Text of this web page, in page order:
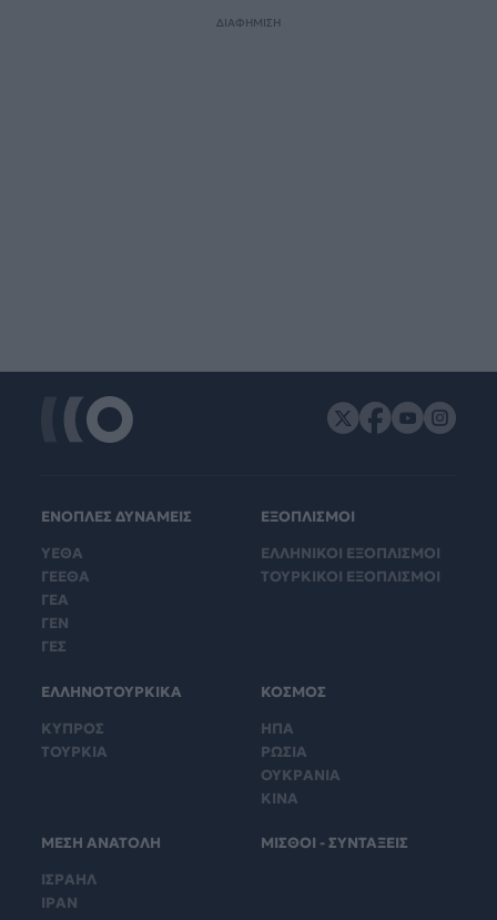
ΔΙΑΦΗΜΙΣΗ
ΕΝΟΠΛΕΣ ΔΥΝΑΜΕΙΣ
ΥΕΘΑ
ΓΕΕΘΑ
ΓΕΑ
ΓΕΝ
ΓΕΣ
ΕΞΟΠΛΙΣΜΟΙ
ΕΛΛΗΝΙΚΟΙ ΕΞΟΠΛΙΣΜΟΙ
ΤΟΥΡΚΙΚΟΙ ΕΞΟΠΛΙΣΜΟΙ
ΕΛΛΗΝΟΤΟΥΡΚΙΚΑ
ΚΥΠΡΟΣ
ΤΟΥΡΚΙΑ
ΚΟΣΜΟΣ
ΗΠΑ
ΡΩΣΙΑ
ΟΥΚΡΑΝΙΑ
ΚΙΝΑ
ΜΕΣΗ ΑΝΑΤΟΛΗ
ΙΣΡΑΗΛ
ΙΡΑΝ
ΜΙΣΘΟΙ - ΣΥΝΤΑΞΕΙΣ